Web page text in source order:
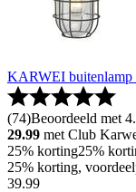
KARWEI buitenlamp
(74)Beoordeeld met
29.99 met Club
25% korting25%
25% korting,
39.99